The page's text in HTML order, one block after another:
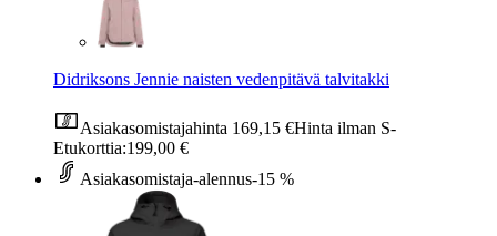
Didriksons Jennie naisten vedenpitävä talvitakki
Asiakasomistajahinta 169,15 €Hinta ilman S-
Etukorttia:199,00 €
Asiakasomistaja-alennus-15 %